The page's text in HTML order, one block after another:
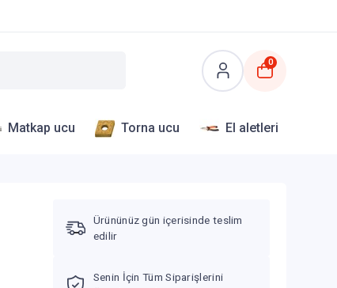
0
Matkap ucu Torna ucu El aletleri
Ürününüz gün içerisinde teslim
edilir
Senin İçin Tüm Siparişlerini